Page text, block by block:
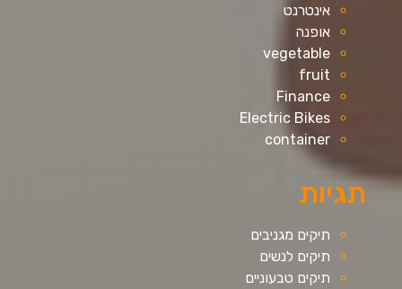
אינטרנט
אופנה
vegetable
fruit
Finance
Electric Bikes
container
תגיות
תיקים מגניבים
תיקים לנשים
תיקים טבעוניים